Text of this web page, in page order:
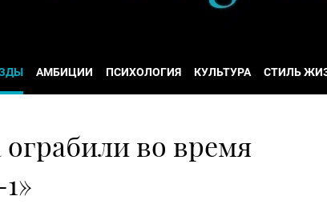
АМБИЦИИ ПСИХОЛОГИЯ КУЛЬТУРА СТИЛЬ
во время